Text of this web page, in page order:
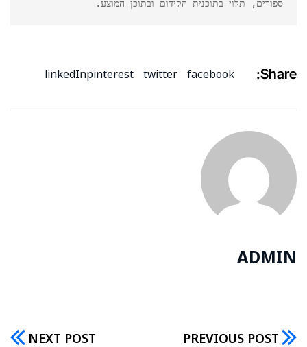
ספורים, תלוי בתוכנית הקידום ובתוכן המוצע.
Share:
facebook
twitter
pinterest
linkedIn
ADMIN
PREVIOUS POST
NEXT POST